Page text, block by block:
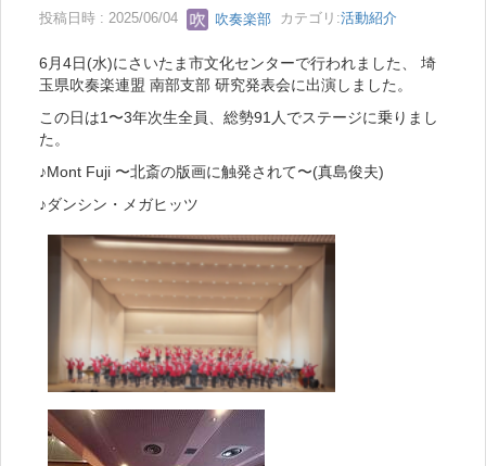
投稿日時 : 2025/06/04 吹奏楽部 カテゴリ:活動紹介
6月4日(水)にさいたま市文化センターで行われました、 埼
玉県吹奏楽連盟 南部支部 研究発表会に出演しました。
この日は1〜3年次生全員、総勢91人でステージに乗りまし
た。
♪Mont Fuji 〜北斎の版画に触発されて〜(真島俊夫)
♪ダンシン・メガヒッツ